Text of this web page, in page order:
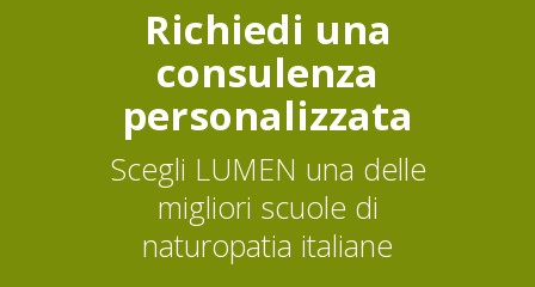
Richiedi una
consulenza
personalizzata
Scegli LUMEN una delle
migliori scuole di
naturopatia italiane